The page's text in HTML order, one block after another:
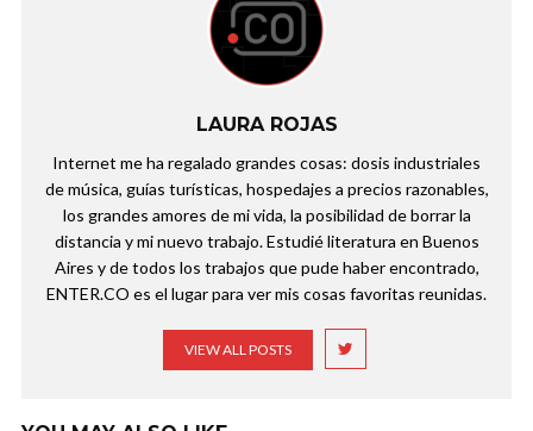
LAURA ROJAS
Internet me ha regalado grandes cosas: dosis industriales
de música, guías turísticas, hospedajes a precios razonables,
los grandes amores de mi vida, la posibilidad de borrar la
distancia y mi nuevo trabajo. Estudié literatura en Buenos
Aires y de todos los trabajos que pude haber encontrado,
ENTER.CO es el lugar para ver mis cosas favoritas reunidas.
VIEW ALL POSTS